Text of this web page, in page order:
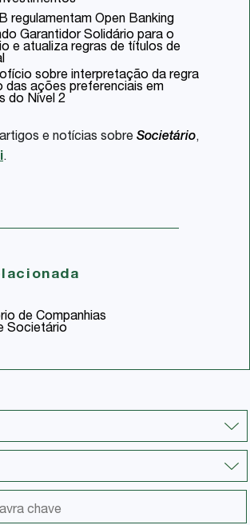
regulamentam Open Banking
Garantidor Solidário para o
e atualiza regras de títulos de
sobre interpretação da regra
das ações preferenciais em
do Nível 2
e notícias sobre Societário,
.
de Companhias
Societário